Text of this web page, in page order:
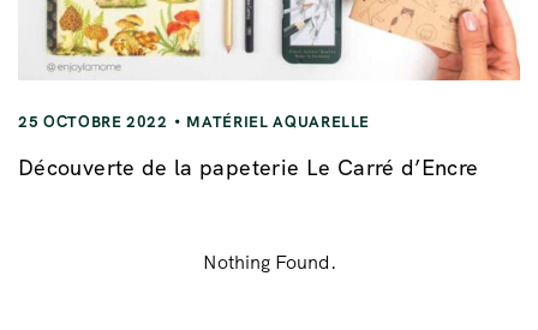
25 OCTOBRE 2022 MATÉRIEL AQUARELLE
Découverte de la papeterie Le Carré d’Encre
Nothing Found.